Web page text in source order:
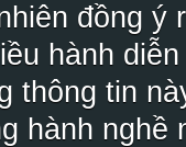
đồng ý
hành
thông tin
hành